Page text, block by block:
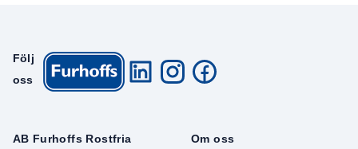
AB Furhoffs Rostfria Om oss
Följ
oss